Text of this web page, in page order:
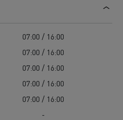
Betontransport
Materiale transport
lastbiler
Er elektriske lastbiler dyre?
07:00 / 16:00
07:00 / 16:00
07:00 / 16:00
07:00 / 16:00
07:00 / 16:00
-